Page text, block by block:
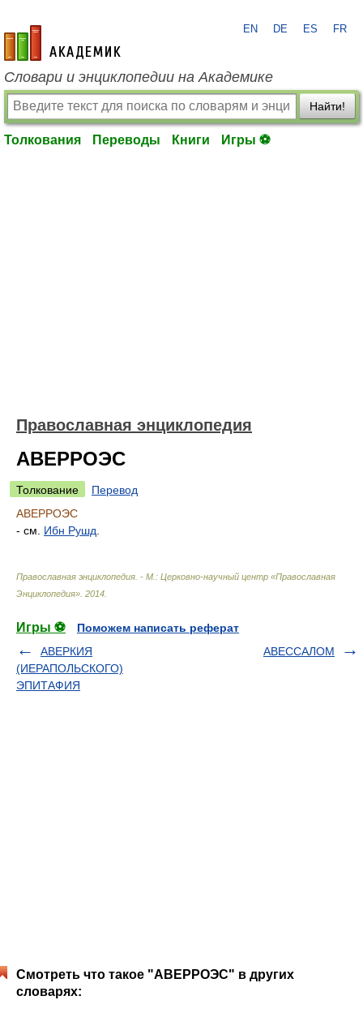
academic.ru
EN DE ES FR
Словари и энциклопедии на Академике
Найти!
Толкования Переводы Книги Игры ⚽
Православная энциклопедия
АВЕРРОЭС
Толкование
Перевод
АВЕРРОЭС
- см. Ибн Рушд
Православная энциклопедия. - М.: Церковно-научный центр «Православная
Энциклопедия» 2014
Игры ⚽
Поможем написать реферат
АВЕРКИЯ
(ИЕРАПОЛЬСКОГО)
ЭПИТАФИЯ
АВЕССАЛОМ
Смотреть что такое "АВЕРРОЭС" в других
словарях: